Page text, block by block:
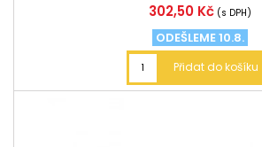
Cena
302,50 Kč (s DPH)
ODEŠLEME 10.8.
Přidat do košíku